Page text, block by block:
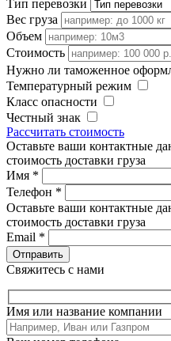
Тип перевозки
Вес груза
Объем
Стоимость
Нужно ли таможенное
Температурный режим
Класс опасности
Честный знак
Рассчитать стоимость
Оставьте ваши контактные
стоимость доставки груза
Имя *
Телефон *
Оставьте ваши контактные
стоимость доставки груза
Email *
Свяжитесь с нами
Имя или название компании